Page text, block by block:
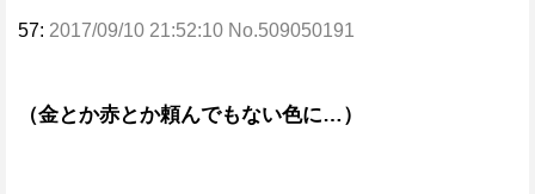
57: 2017/09/10 21:52:10 No.509050191
（金とか赤とか頼んでもない色に…）